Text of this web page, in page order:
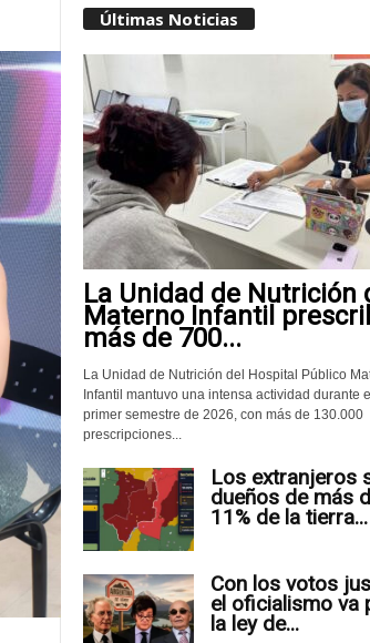
Últimas Noticias
La Unidad de Nutrición
Materno Infantil
más de 700...
La Unidad de Nutrición del Hospital Público
Infantil mantuvo una intensa actividad durante el
primer semestre de 2026, con más de 130.000
prescripciones...
Los extranjeros
dueños de más
11% de la tierra...
Con los votos
el oficialismo va
la ley de...